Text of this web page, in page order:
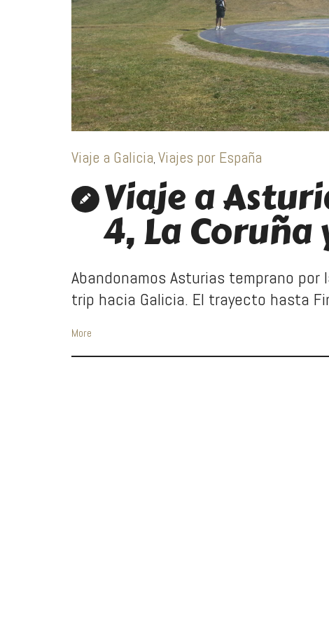
Viaje a Galicia, Viajes por España
Viaje a
4, La
Abandonamos Asturias temprano
trip hacia Galicia. El trayecto hasta
More